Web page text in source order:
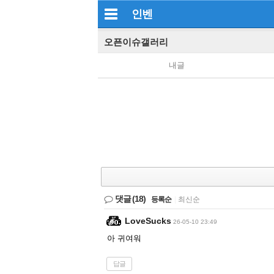
인벤
오픈이슈갤러리
내글
댓글(18) 등록순 최신순
LoveSucks 26-05-10 23:49
아 귀여워
답글